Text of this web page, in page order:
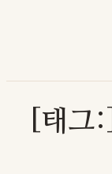
로
[태그:]